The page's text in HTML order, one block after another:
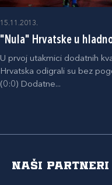
15.11.2013.
"Nula" Hrvatske u
U prvoj utakmici dodatnih
Hrvatska odigrali su bez
(0:0) Dodatne...
Naši partneri